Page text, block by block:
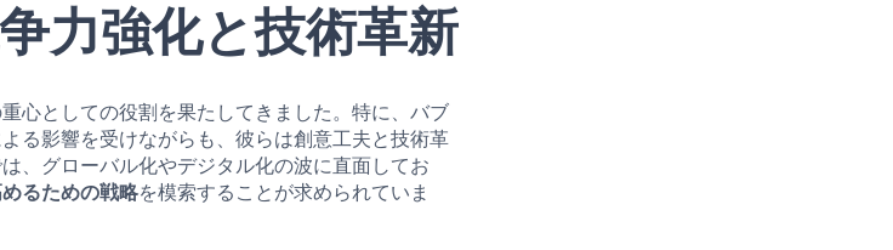
力強化と技術革新
心としての役割を果たしてきました。特に、バブ
る影響を受けながらも、彼らは創意工夫と技術革
、グローバル化やデジタル化の波に直面してお
るための戦略を模索することが求められていま